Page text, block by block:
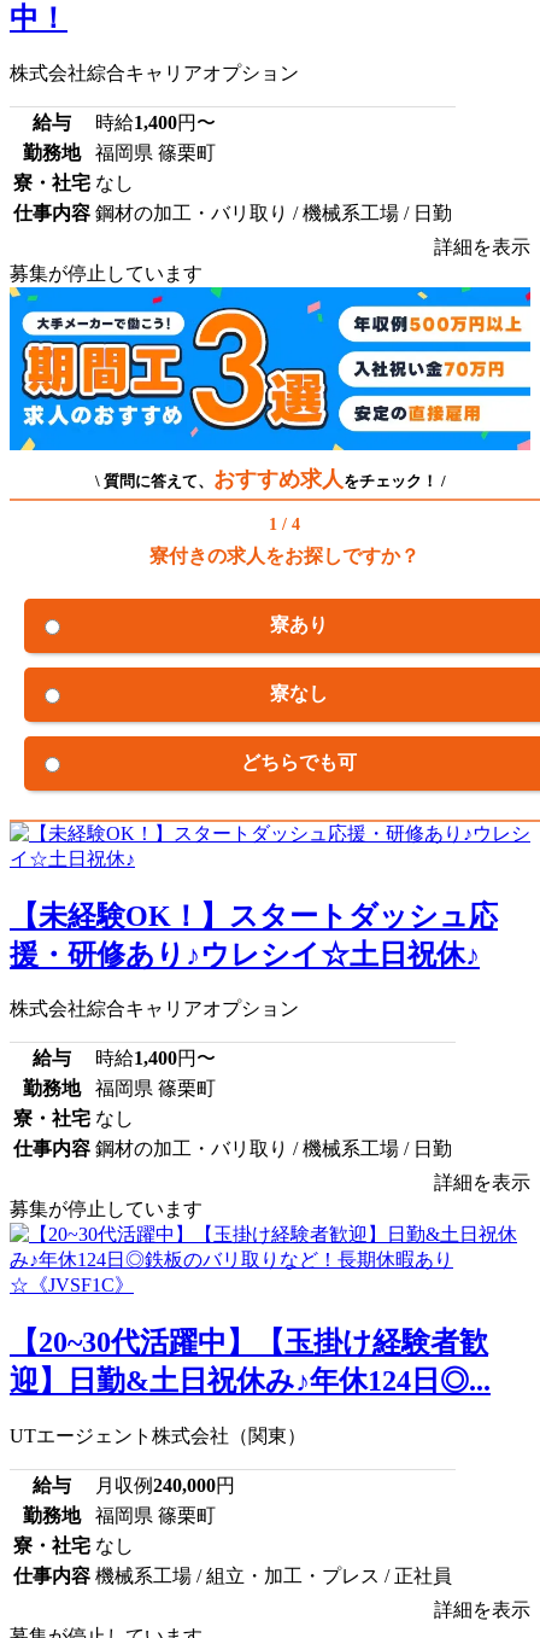
中！
株式会社綜合キャリアオプション
給与 時給1,400円〜
勤務地
福岡県 篠栗町
寮・社宅 なし
仕事内容 鋼材の加工・バリ取り / 機械系工場 / 日勤
詳細を表示
募集が停止しています
\ 質問に答えて、 おすすめ求人 をチェック！ /
1 / 4
寮付きの求人をお探しですか？
寮あり
寮なし
どちらでも可
【未経験OK！】スタートダッシュ応
援・研修あり♪ウレシイ☆土日祝休♪
株式会社綜合キャリアオプション
給与 時給1,400円〜
勤務地
福岡県 篠栗町
寮・社宅 なし
仕事内容 鋼材の加工・バリ取り / 機械系工場 / 日勤
詳細を表示
募集が停止しています
【20~30代活躍中】【玉掛け経験者歓
迎】日勤&土日祝休み♪年休124日◎...
UTエージェント株式会社（関東）
給与 月収例240,000円
勤務地
福岡県 篠栗町
寮・社宅 なし
仕事内容 機械系工場 / 組立・加工・プレス / 正社員
詳細を表示